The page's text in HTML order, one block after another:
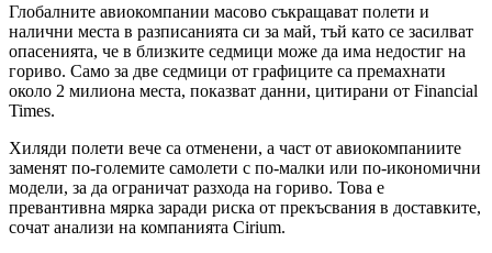
Глобалните авиокомпании масово съкращават полети и
налични места в разписанията си за май, тъй като се засилват
опасенията, че в близките седмици може да има недостиг на
гориво. Само за две седмици от графиците са премахнати
около 2 милиона места, показват данни, цитирани от Financial
Times.
Хиляди полети вече са отменени, а част от авиокомпаниите
заменят по-големите самолети с по-малки или по-икономични
модели, за да ограничат разхода на гориво. Това е
превантивна мярка заради риска от прекъсвания в доставките,
сочат анализи на компанията Cirium.